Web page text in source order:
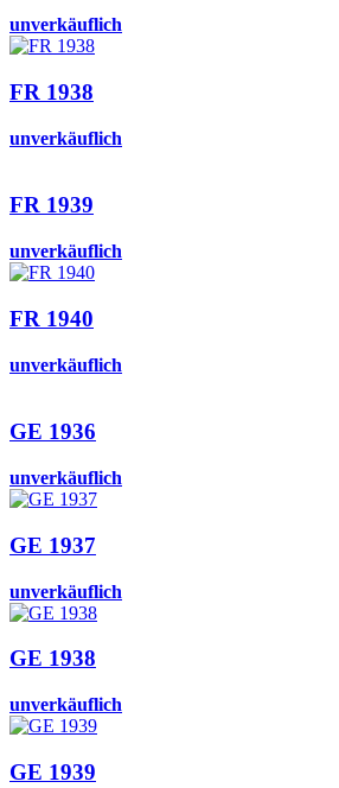
unverkäuflich
FR 1938
unverkäuflich
FR 1939
unverkäuflich
FR 1940
unverkäuflich
GE 1936
unverkäuflich
GE 1937
unverkäuflich
GE 1938
unverkäuflich
GE 1939